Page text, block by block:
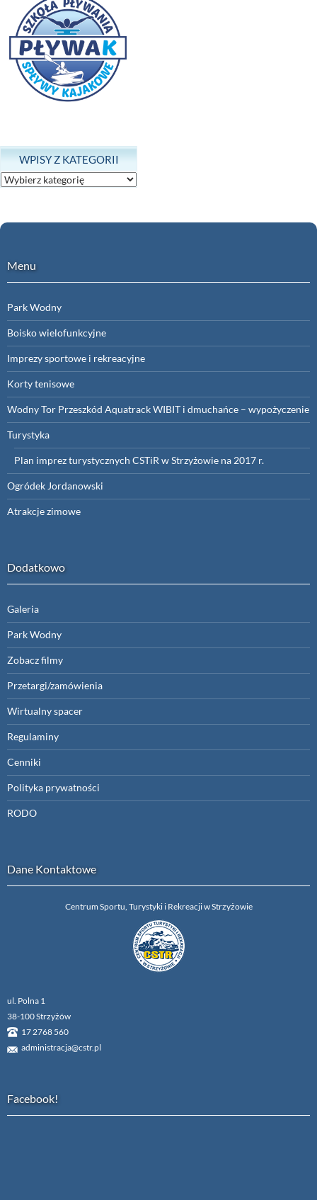
WPISY Z KATEGORII
Wpisy
z
Menu
Park Wodny
Boisko wielofunkcyjne
Imprezy sportowe i rekreacyjne
Korty tenisowe
Wodny Tor Przeszkód Aquatrack WIBIT i dmuchańce – wypożyczenie
Turystyka
Plan imprez turystycznych CSTiR w Strzyżowie na 2017 r.
Ogródek Jordanowski
Atrakcje zimowe
Dodatkowo
Galeria
Park Wodny
Zobacz filmy
Przetargi/zamówienia
Wirtualny spacer
Regulaminy
Cenniki
Polityka prywatności
RODO
Dane Kontaktowe
Centrum Sportu, Turystyki i Rekreacji w Strzyżowie
ul. Polna 1
38-100 Strzyżów
17 2768 560
administracja@cstr.pl
Facebook!